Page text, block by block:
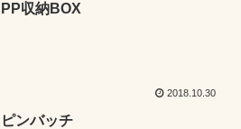
PP収納BOX
2018.10.30
ピンバッチ